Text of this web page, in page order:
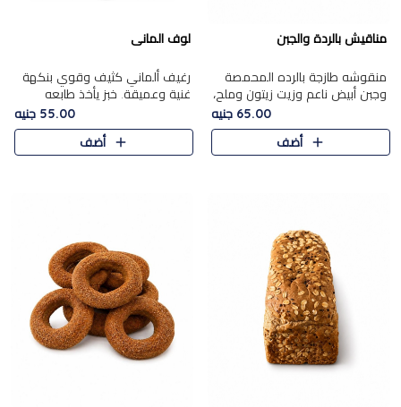
مناقيش بالردة والجبن
منقوشه طازجة بالرده المحمصة
وجبن أبيض ناعم وزيت زيتون وملح،
مباشرة من الفرن.الرده مع نعومة
الجبن فوق عجينة طازجة.
65.00 جنيه
أضف
لوف المانى
رغيف ألماني كثيف وقوي بنكهة
غنية وعميقة. خبز يأخذ طابعه
55.00 جنيه
أضف